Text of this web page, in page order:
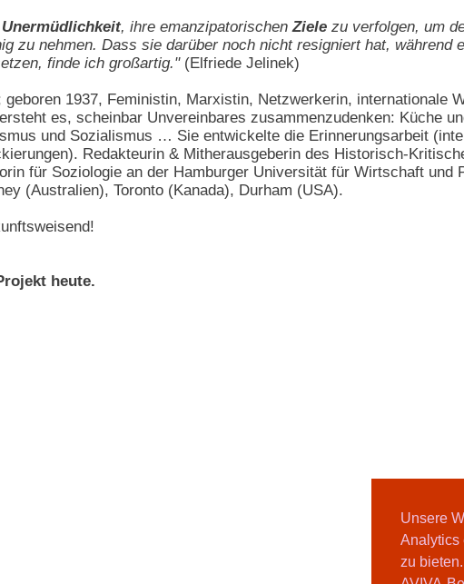
Unsere
Analytics
zu
Unermüdlichkeit, ihre emanzipatorischenZiele zu verfolgen, um
zu nehmen. Dass sie darüber noch nicht resigniert hat, während
finde ich großartig."(Elfriede Jelinek)
geboren 1937, Feministin, Marxistin, Netzwerkerin, internationale
es, scheinbar Unvereinbares zusammenzudenken: Küche
und Sozialismus … Sie entwickelte die Erinnerungsarbeit
Redakteurin & Mitherausgeberin des Historisch-
für Soziologie an der Hamburger Universität für Wirtschaft und
(Australien), Toronto (Kanada), Durham (USA).
heute.